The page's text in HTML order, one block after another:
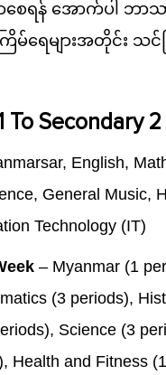
ေရန် အောက်ပါ ဘာသာ
ြိမ်ရေများအတိုင်း သင်
To Secondary 2
English,
General Music,
Technology (IT)
– Myanmar (1
(3 periods),
Science (3
Health and Fitness